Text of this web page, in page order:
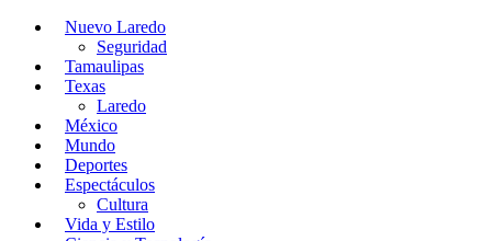
Nuevo Laredo
Seguridad
Tamaulipas
Texas
Laredo
México
Mundo
Deportes
Espectáculos
Cultura
Vida y Estilo